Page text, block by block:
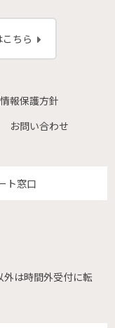
ちら
報保護方針
お問い合わせ
ト窓口
は時間外受付に転